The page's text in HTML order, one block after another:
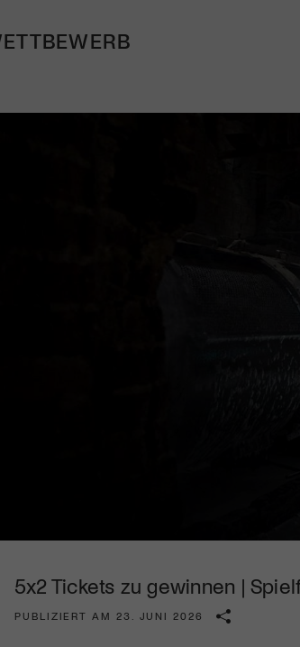
5x2 Tickets zu gewinnen |
PUBLIZIERT AM 23. JUNI 2026
Mach mit: «Be Part of the
Engagiere dich als
Kulturinstitution und
Mit deiner Mitgliedschaft